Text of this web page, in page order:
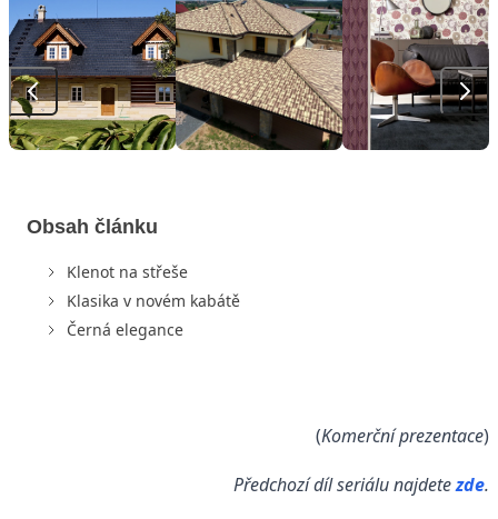
Obsah článku
Klenot na střeše
Klasika v novém kabátě
Černá elegance
(Komerční prezentace)
Předchozí díl seriálu najdetezde.